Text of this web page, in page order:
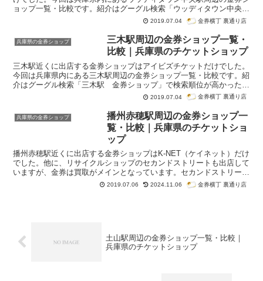
ョップ一覧・比較です。紹介はグーグル検索「ウッディタウン中央
駅 金券ショップ」で検索順位が高かった順番になっています。
2019.07.04 金券横丁 裏通り店
兵庫県の金券ショップ
三木駅周辺の金券ショップ一覧・
比較｜兵庫県のチケットショップ
三木駅近くに出店する金券ショップはアイビズチケットだけでした。
今回は兵庫県内にある三木駅周辺の金券ショップ一覧・比較です。紹
介はグーグル検索「三木駅 金券ショップ」で検索順位が高かった順
2019.07.04 金券横丁 裏通り店
兵庫県の金券ショップ
播州赤穂駅周辺の金券ショップ一
覧・比較｜兵庫県のチケットショ
ップ
播州赤穂駅近くに出店する金券ショップはK-NET（ケイネット）だけ
でした。他に、リサイクルショップのセカンドストリートも出店して
いますが、金券は買取がメインとなっています。セカンドストリート
では、商品券やギフトカードは購入できるかもしれませんが、新幹線
回数券（格安チケット）の購入は難しいでしょう。今回は兵庫県内に
2019.07.06 2024.11.06 金券横丁 裏通り店
土山駅周辺の金券ショップ一覧・比較｜
兵庫県のチケットショップ